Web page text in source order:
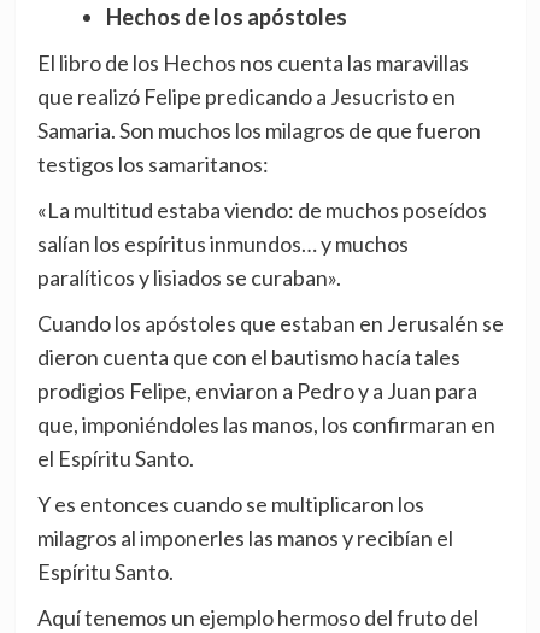
Hechos de los apóstoles
El libro de los Hechos nos cuenta las maravillas
que realizó Felipe predicando a Jesucristo en
Samaria. Son muchos los milagros de que fueron
testigos los samaritanos:
«La multitud estaba viendo: de muchos poseídos
salían los espíritus inmundos… y muchos
paralíticos y lisiados se curaban».
Cuando los apóstoles que estaban en Jerusalén se
dieron cuenta que con el bautismo hacía tales
prodigios Felipe, enviaron a Pedro y a Juan para
que, imponiéndoles las manos, los confirmaran en
el Espíritu Santo.
Y es entonces cuando se multiplicaron los
milagros al imponerles las manos y recibían el
Espíritu Santo.
Aquí tenemos un ejemplo hermoso del fruto del